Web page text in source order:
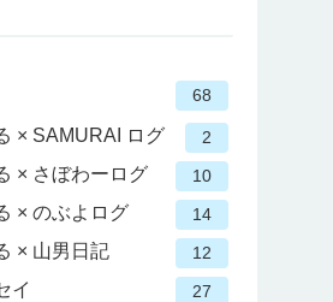
68
× SAMURAI ログ 2
× さぼわーログ 10
× のぶよログ 14
× 山男日記 12
イ 27